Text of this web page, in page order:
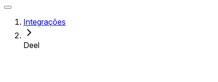
Integrações
Deel